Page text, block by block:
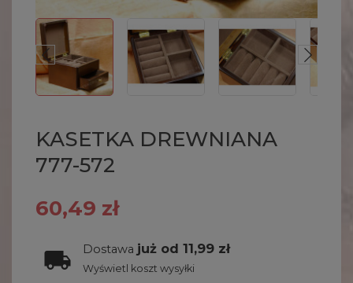
KASETKA DREWNIANA
777-572
60,49 zł
Dostawa już od 11,99 zł
Wyświetl koszt wysyłki